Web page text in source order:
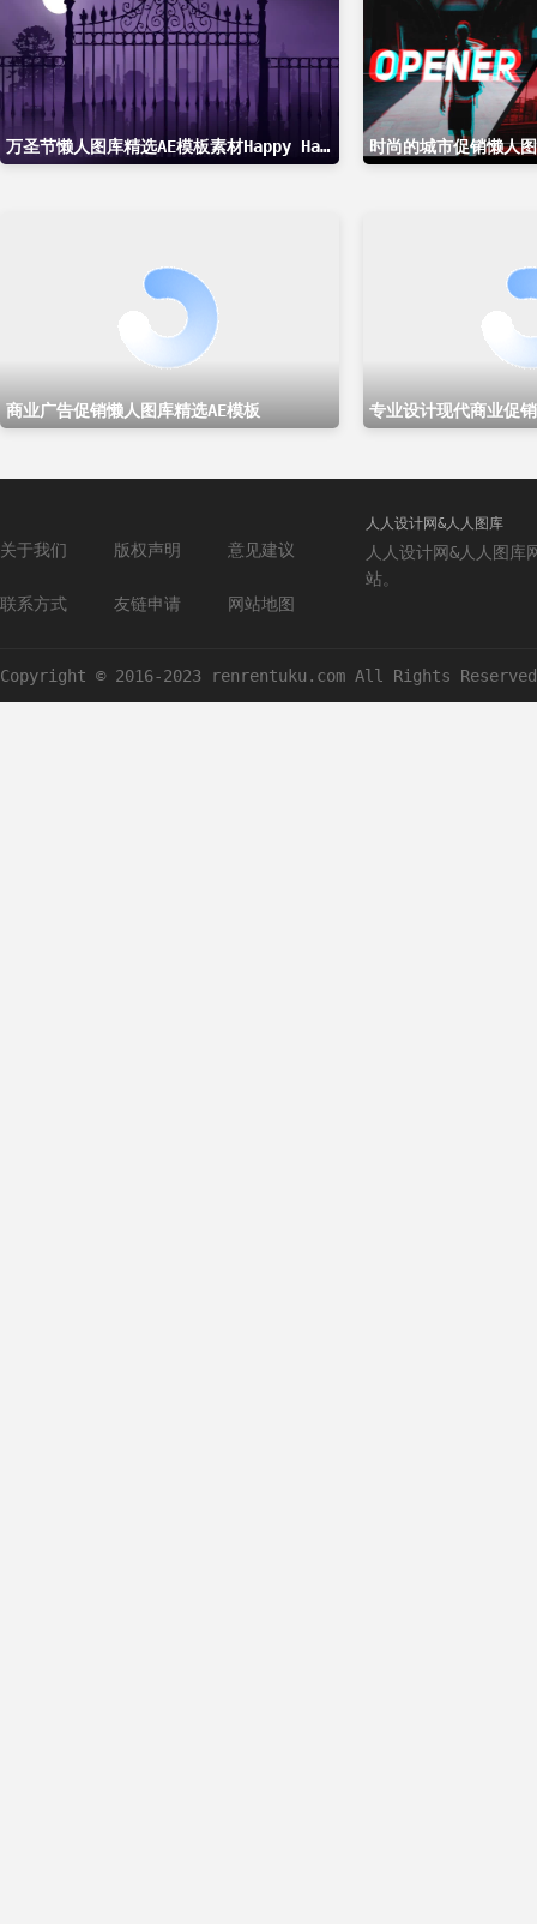
万圣节懒人图库精选AE模板素材Happy Halloween 时尚的城市促销懒人
商业广告促销懒人图库精选AE模板 专业设计现代商业促
关于我们 版权声明 意见建议
联系方式 友链申请 网站地图
人人设计网&人人图库
人人设计网&人人图库
站。
Copyright © 2016-2023 renrentuku.com All Rights